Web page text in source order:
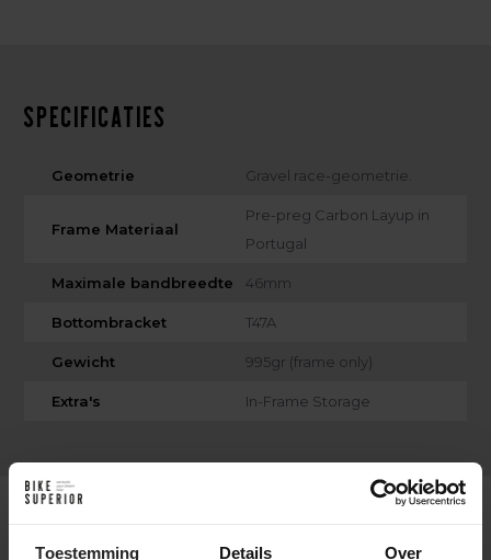
Toestemming Details Over
Specificaties
Geometrie Gravel race-geometrie.
Frame Materiaal
Pre-preg Carbon Layup in
Portugal
Maximale bandbreedte 46mm
Bottombracket T47A
Gewicht 995gr (frame only)
Extra's In-Frame Storage